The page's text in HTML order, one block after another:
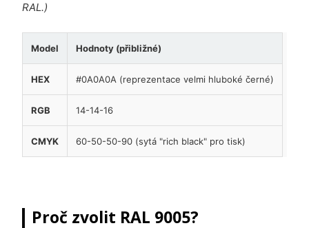
RAL.)
Model Hodnoty (přibližné)
HEX #0A0A0A (reprezentace velmi hluboké černé)
RGB 14-14-16
CMYK 60-50-50-90 (sytá "rich black" pro tisk)
Proč zvolit RAL 9005?